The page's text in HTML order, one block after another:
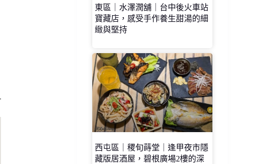
東區｜水澤潤舖｜台中後火車站
寶藏店，感受手作養生甜湯的細
緻與堅持
西屯區｜稷旬蒔堂｜逢甲夜市隱
藏版居酒屋，碧根廣場2樓的深